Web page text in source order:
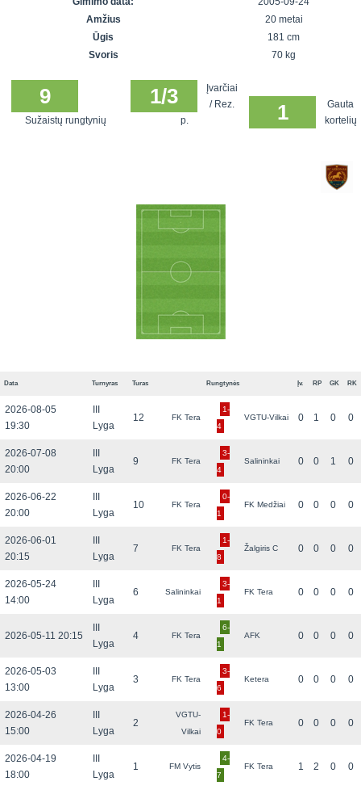
SFL rudens
Snaigės taurė
čempionatas
Vilnius
Amžius
20 metai
Ūgis
181 cm
Svoris
70 kg
9
Sužaistų rungtynių
1/3
Įvarčiai
/ Rez.
p.
1
Gauta
kortelių
Data Turnyras Turas Rungtynės Įv. RP GK RK
2026-08-05
19:30
Lyga
12 FK Tera
1-
4
VGTU-Vilkai 0 1 0 0
2026-07-08
20:00
Lyga
9 FK Tera
3-
4
Salininkai 0 0 1 0
2026-06-22
20:00
Lyga
10 FK Tera
0-
1
FK Medžiai 0 0 0 0
2026-06-01
20:15
Lyga
7 FK Tera
1-
8
Žalgiris C 0 0 0 0
2026-05-24
14:00
Lyga
6 Salininkai
3-
1
FK Tera 0 0 0 0
2026-05-11 20:15
Lyga
4 FK Tera
6-
1
AFK 0 0 0 0
2026-05-03
13:00
Lyga
3 FK Tera
3-
6
Ketera 0 0 0 0
2026-04-26
15:00
Lyga
2
VGTU-
Vilkai
1-
0
FK Tera 0 0 0 0
2026-04-19
18:00
Lyga
1 FM Vytis
4-
7
FK Tera 1 2 0 0